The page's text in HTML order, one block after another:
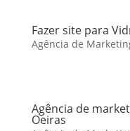
Fazer site para
Agência de
Agência de
Oeiras